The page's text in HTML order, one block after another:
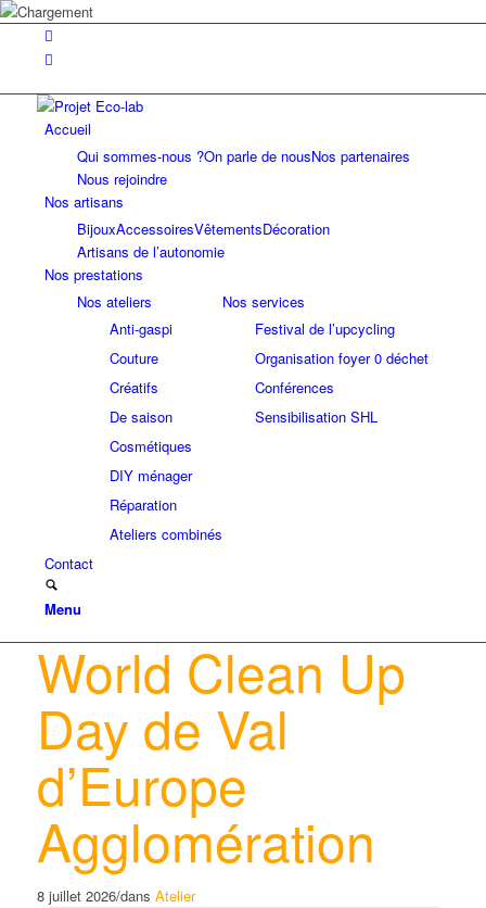
Accueil
Qui sommes-nous ?On parle de nousNos partenaires
Nous rejoindre
Nos artisans
BijouxAccessoiresVêtementsDécoration
Artisans de l’autonomie
Nos prestations
Nos ateliers
Anti-gaspi
Couture
Créatifs
De saison
Cosmétiques
DIY ménager
Réparation
Ateliers combinés
Nos services
Festival de l’upcycling
Organisation foyer 0 déchet
Conférences
Sensibilisation SHL
Contact
Menu
World Clean Up
Day de Val
d’Europe
Agglomération
8 juillet 2026/dans Atelier